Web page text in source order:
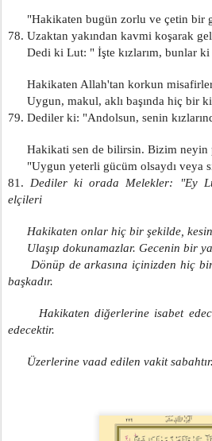
"Hakikaten bugün zorlu ve çetin bir
78. Uzaktan yakından kavmi koşarak
Dedi ki Lut: " İşte kızlarım, bunlar ki
Hakikaten Allah'tan korkun
Uygun, makul, aklı başında hiç bir
79. Dediler ki: "Andolsun, senin
Hakikati sen de bilirsin. Bizim neyin
"Uygun yeterli gücüm olsaydı veya
81. Dediler ki orada Melekler: "Ey
elçileri
Hakikaten onlar hiç bir şekilde, kesin
Ulaşıp dokunamazlar. Gecenin bir
başkadır.
edecektir.
Üzerlerine vaad edilen vakit